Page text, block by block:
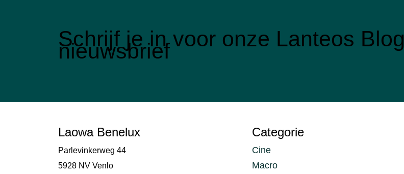
Schrijf je in voor onze Lanteos Blog
nieuwsbrief
Laowa Benelux
Parlevinkerweg 44
5928 NV Venlo
Categorie
Cine
Macro